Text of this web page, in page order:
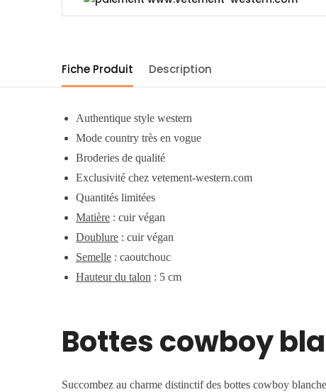
Fiche Produit Description
Authentique style western
Mode country très en vogue
Broderies de qualité
Exclusivité chez vetement-western.com
Quantités limitées
Matière : cuir végan
Doublure : cuir végan
Semelle : caoutchouc
Hauteur du talon : 5 cm
Bottes cowboy
Succombez au charme distinctif des bottes cowboy